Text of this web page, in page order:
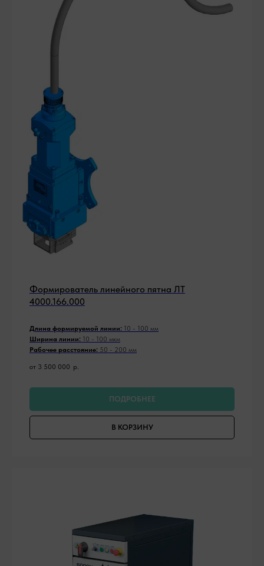
Формирователь линейного пятна ЛТ
4000.166.000
Длина формируемой линии: 10 - 100 мм
Ширина линии: 10 - 100 мкм
Рабочее расстояние: 50 - 200 мм
от 3 500 000 р.
ПОДРОБНЕЕ
В КОРЗИНУ